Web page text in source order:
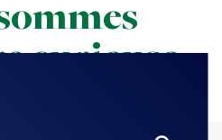
curieuse